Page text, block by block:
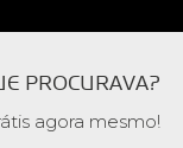
PROCURAVA?
agora mesmo!